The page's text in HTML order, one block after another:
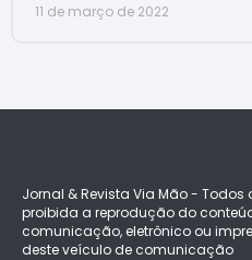
11 de março de 2022
Jornal & Revista Via Mão - Todos
proibida a reprodução do
comunicação, eletrônico ou
deste veículo de comunicação